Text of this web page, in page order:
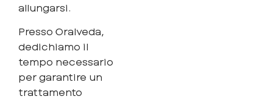
allungarsi.
Presso Oralveda,
dedichiamo il
tempo necessario
per garantire un
trattamento